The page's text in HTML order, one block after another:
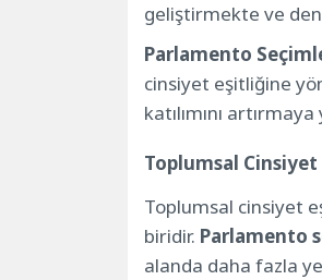
geliştirmekte ve
Parlamento
cinsiyet eşitliğine
katılımını
Toplumsal
Toplumsal cinsiyet
biridir. Parlamento
alanda daha fazla